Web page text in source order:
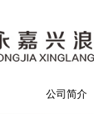
公司简介